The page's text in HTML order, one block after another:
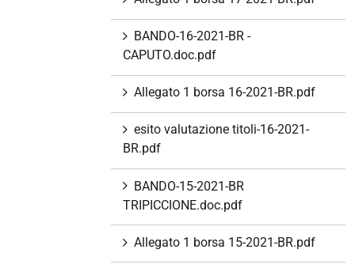
BANDO-16-2021-BR -
CAPUTO.doc.pdf
Allegato 1 borsa 16-2021-BR.pdf
esito valutazione titoli-16-2021-
BR.pdf
BANDO-15-2021-BR
TRIPICCIONE.doc.pdf
Allegato 1 borsa 15-2021-BR.pdf